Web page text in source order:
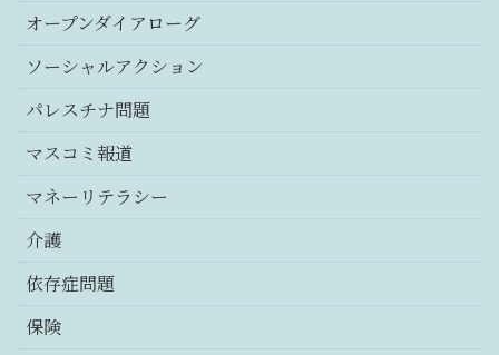
オープンダイアローグ
ソーシャルアクション
パレスチナ問題
マスコミ報道
マネーリテラシー
介護
依存症問題
保険